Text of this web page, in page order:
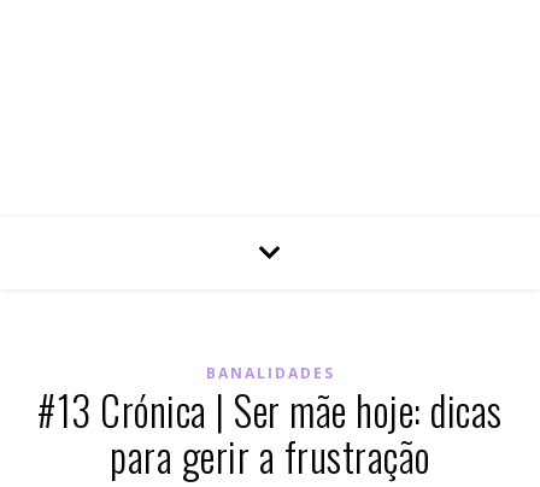
BANALIDADES
#13 Crónica | Ser mãe hoje: dicas
para gerir a frustração